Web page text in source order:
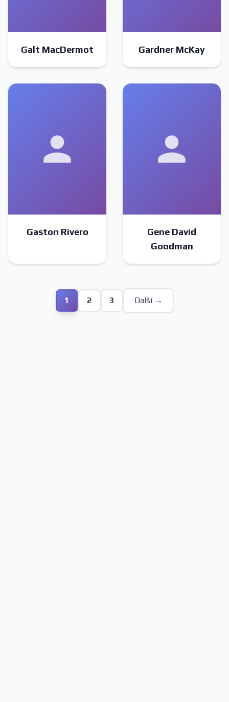
Galt MacDermot Gardner McKay
Gaston Rivero
Gene David
Goodman
1 2 3 Další →